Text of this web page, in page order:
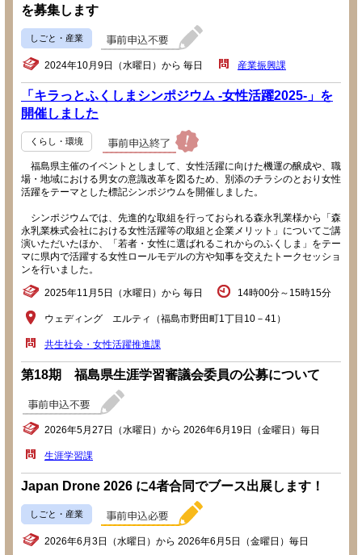
を募集します
しごと・産業
2024年10月9日（水曜日）から 毎日 産業振興課
「キラっとふくしまシンポジウム -女性活躍2025-」を
開催しました
くらし・環境
福島県主催のイベントとしまして、女性活躍に向けた機運の醸成や、職
場・地域における男女の意識改革を図るため、別添のチラシのとおり女性
活躍をテーマとした標記シンポジウムを開催しました。
シンポジウムでは、先進的な取組を行っておられる森永乳業様から「森
永乳業株式会社における女性活躍等の取組と企業メリット」についてご講
演いただいたほか、「若者・女性に選ばれるこれからのふくしま」をテー
マに県内で活躍する女性ロールモデルの方や知事を交えたトークセッショ
ンを行いました。
2025年11月5日（水曜日）から 毎日 14時00分～15時15分
ウェディング エルティ（福島市野田町1丁目10－41）
共生社会・女性活躍推進課
第18期 福島県生涯学習審議会委員の公募について
2026年5月27日（水曜日）から 2026年6月19日（金曜日）毎日
生涯学習課
Japan Drone 2026 に4者合同でブース出展します！
しごと・産業
2026年6月3日（水曜日）から 2026年6月5日（金曜日）毎日